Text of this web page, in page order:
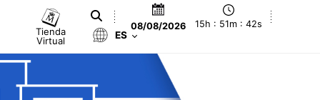
Tienda
Virtual
08/08/2026 15h : 51m : 43s
ES